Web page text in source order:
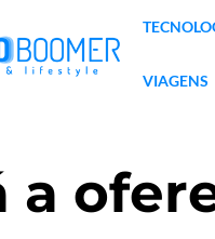
VIAGENS
a